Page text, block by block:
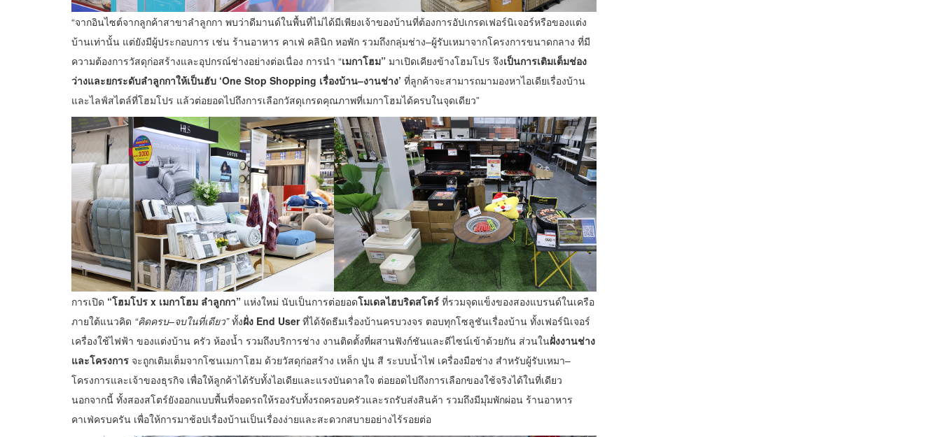
“จากอินไซต์จากลูกค้าสาขาลำลูกกา พบว่าดีมานด์ในพื้นที่ไม่ได้มีเพียงเจ้าของบ้านที่ต้องการอัปเกรดเฟอร์นิเจอร์หรือของแต่ง
บ้านเท่านั้น แต่ยังมีผู้ประกอบการ เช่น ร้านอาหาร คาเฟ่ คลินิก หอพัก รวมถึงกลุ่มช่าง–ผู้รับเหมาจากโครงการขนาดกลาง ที่มี
ความต้องการวัสดุก่อสร้างและอุปกรณ์ช่างอย่างต่อเนื่อง การนำ “เมกาโฮม” มาเปิดเคียงข้างโฮมโปร จึงเป็นการเติมเต็มช่อง
ว่างและยกระดับลำลูกกาให้เป็นฮับ ‘One Stop Shopping เรื่องบ้าน–งานช่าง’ ที่ลูกค้าจะสามารถมามองหาไอเดียเรื่องบ้าน
และไลฟ์สไตล์ที่โฮมโปร แล้วต่อยอดไปถึงการเลือกวัสดุเกรดคุณภาพที่เมกาโฮมได้ครบในจุดเดียว”
การเปิด “โฮมโปร x เมกาโฮม ลำลูกกา” แห่งใหม่ นับเป็นการต่อยอดโมเดลไฮบริดสโตร์ ที่รวมจุดแข็งของสองแบรนด์ในเครือ
ภายใต้แนวคิด “คิดครบ–จบในที่เดียว”ทั้งฝั่ง End Userที่ได้จัดธีมเรื่องบ้านครบวงจร ตอบทุกโซลูชันเรื่องบ้าน ทั้งเฟอร์นิเจอร์
เครื่องใช้ไฟฟ้า ของแต่งบ้าน ครัว ห้องน้ำ รวมถึงบริการช่าง งานติดตั้งที่ผสานฟังก์ชันและดีไซน์เข้าด้วยกัน ส่วนในฝั่งงานช่าง
และโครงการ จะถูกเติมเต็มจากโซนเมกาโฮม ด้วยวัสดุก่อสร้าง เหล็ก ปูน สี ระบบน้ำไฟ เครื่องมือช่าง สำหรับผู้รับเหมา–
โครงการและเจ้าของธุรกิจ เพื่อให้ลูกค้าได้รับทั้งไอเดียและแรงบันดาลใจ ต่อยอดไปถึงการเลือกของใช้จริงได้ในที่เดียว
นอกจากนี้ ทั้งสองสโตร์ยังออกแบบพื้นที่จอดรถให้รองรับทั้งรถครอบครัวและรถรับส่งสินค้า รวมถึงมีมุมพักผ่อน ร้านอาหาร
คาเฟ่ครบครัน เพื่อให้การมาช้อปเรื่องบ้านเป็นเรื่องง่ายและสะดวกสบายอย่างไร้รอยต่อ